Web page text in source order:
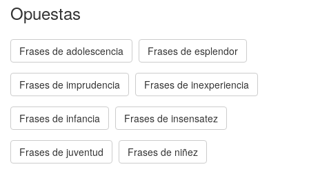
Opuestas
Frases de adolescencia Frases de esplendor
Frases de imprudencia Frases de inexperiencia
Frases de infancia Frases de insensatez
Frases de juventud Frases de niñez